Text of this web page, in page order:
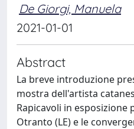
De Giorgi, Manuela
2021-01-01
Abstract
La breve introduzione
mostra dell'artista
Rapicavoli in esposizione
Otranto (LE) e le